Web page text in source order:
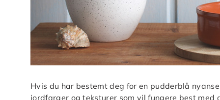
Hvis du har bestemt deg for en pudderblå
jordfarger og teksturer som vil fungere best